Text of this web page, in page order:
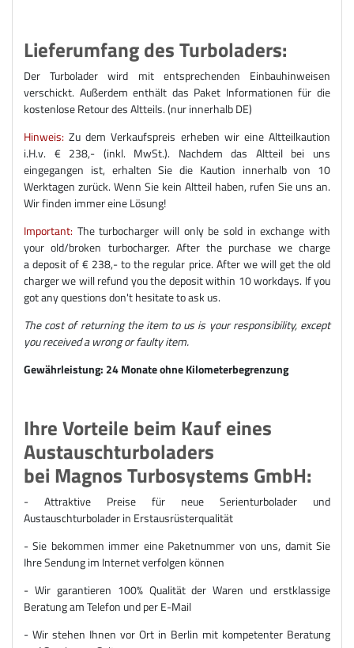
Lieferumfang des Turboladers:
Der Turbolader wird mit entsprechenden Einbauhinweisen
verschickt. Außerdem enthält das Paket Informationen für die
kostenlose Retour des Altteils. (nur innerhalb DE)
Hinweis: Zu dem Verkaufspreis erheben wir eine Altteilkaution
i.H.v. € 238,- (inkl. MwSt.). Nachdem das Altteil bei uns
eingegangen ist, erhalten Sie die Kaution innerhalb von 10
Werktagen zurück. Wenn Sie kein Altteil haben, rufen Sie uns an.
Wir finden immer eine Lösung!
Important: The turbocharger will only be sold in exchange with
your old/broken turbocharger. After the purchase we charge
a deposit of € 238,- to the regular price. After we will get the old
charger we will refund you the deposit within 10 workdays. If you
got any questions don't hesitate to ask us.
The cost of returning the item to us is your responsibility, except
you received a wrong or faulty item.
Gewährleistung: 24 Monate ohne Kilometerbegrenzung
Ihre Vorteile beim Kauf eines
Austauschturboladers
bei Magnos Turbosystems GmbH:
- Attraktive Preise für neue Serienturbolader und
Austauschturbolader in Erstausrüsterqualität
- Sie bekommen immer eine Paketnummer von uns, damit Sie
Ihre Sendung im Internet verfolgen können
- Wir garantieren 100% Qualität der Waren und erstklassige
Beratung am Telefon und per E-Mail
- Wir stehen Ihnen vor Ort in Berlin mit kompetenter Beratung